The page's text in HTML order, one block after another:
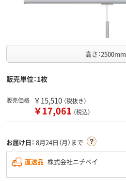
高さ：2500mm
販売単位：1枚
販売価格 ￥15,510 （税抜き）
￥17,061 （税込）
お届け日： 8月24日（月）まで
直送品 株式会社ニチベイ